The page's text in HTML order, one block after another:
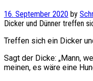
16. September 2020 by
Dicker und Dünner treffen
Treffen sich ein Dicker
Sagt der Dicke: „Mann,
meinen, es wäre eine